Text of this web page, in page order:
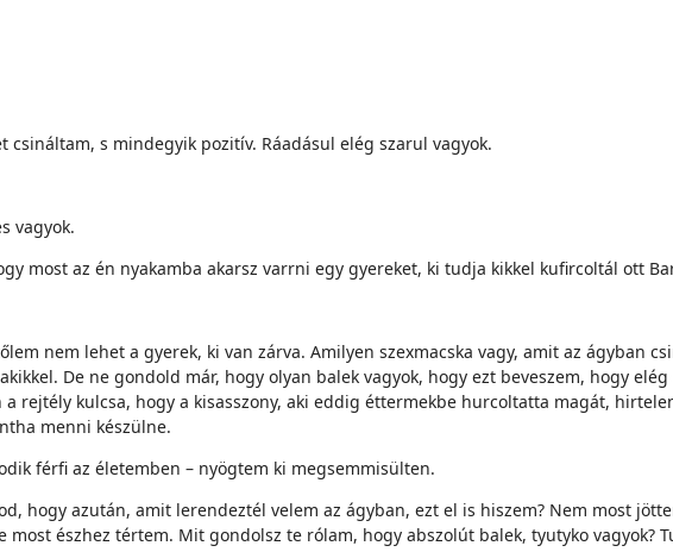
csináltam, s mindegyik pozitív. Ráadásul elég szarul vagyok.
vagyok.
most az én nyakamba akarsz varrni egy gyereket, ki tudja kikkel kufircoltál ott
nem lehet a gyerek, ki van zárva. Amilyen szexmacska vagy, amit az ágyban
De ne gondold már, hogy olyan balek vagyok, hogy ezt beveszem, hogy
rejtély kulcsa, hogy a kisasszony, aki eddig éttermekbe hurcoltatta magát,
menni készülne.
férfi az életemben – nyögtem ki megsemmisülten.
hogy azután, amit lerendeztél velem az ágyban, ezt el is hiszem? Nem most
most észhez tértem. Mit gondolsz te rólam, hogy abszolút balek, tyutyko vagyok?